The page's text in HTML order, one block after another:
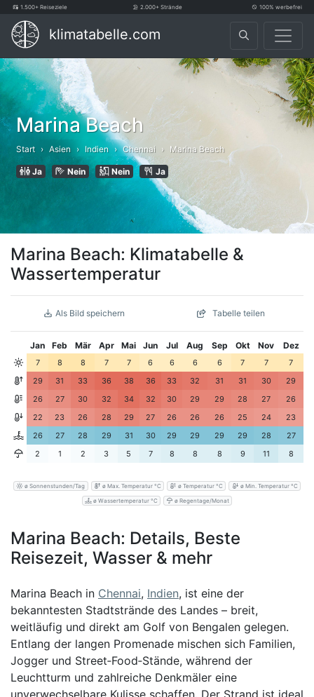
1.500+ Reiseziele 2.000+ Strände 100% werbefrei
klimatabelle.com
Marina Beach
Start Asien Indien Chennai Marina Beach
Ja Nein Nein Ja
Marina Beach: Klimatabelle &
Wassertemperatur
Als Bild speichern Tabelle teilen
Jan Feb Mär Apr Mai Jun Jul Aug Sep Okt Nov Dez
7 8 8 7 7 6 6 6 6 7 7
7
29
31 33 36 38 36 33 32 31 31 30
29
26
27 30 32 34 32 30 29 29 28 27
26
22
23 26 28 29 27 26 26 26 25 24
23
26
27 28 29 31 30 29 29 29 29 28
27
2
1 2 3 5 7 8 8 8 9 11 8
ø Sonnenstunden/Tag ø Max. Temperatur °C ø Temperatur °C ø Min. Temperatur °C
ø Wassertemperatur °C ø Regentage/Monat
Marina Beach: Details, Beste
Reisezeit, Wasser & mehr
Marina Beach in Chennai, Indien, ist eine der
bekanntesten Stadtstrände des Landes – breit,
weitläufig und direkt am Golf von Bengalen gelegen.
Entlang der langen Promenade mischen sich Familien,
Jogger und Street‑Food‑Stände, während der
Leuchtturm und zahlreiche Denkmäler eine
unverwechselbare Kulisse schaffen. Der Strand ist ideal